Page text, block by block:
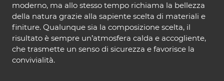
moderno, ma allo stesso tempo richiama la bellezza
della natura grazie alla sapiente scelta di materiali e
finiture. Qualunque sia la composizione scelta, il
risultato è sempre un’atmosfera calda e accogliente,
che trasmette un senso di sicurezza e favorisce la
convivialità.